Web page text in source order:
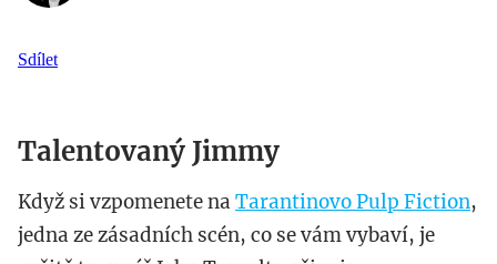
Sdílet
Talentovaný Jimmy
Když si vzpomenete na TarantinovoPulp Fiction,
jedna ze zásadních scén, co se vám vybaví, je